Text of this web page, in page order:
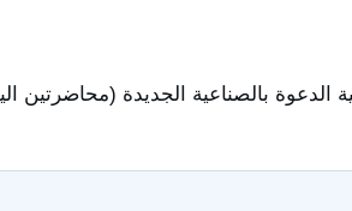
الدعوة بالصناعية الجديدة (محاضرتين